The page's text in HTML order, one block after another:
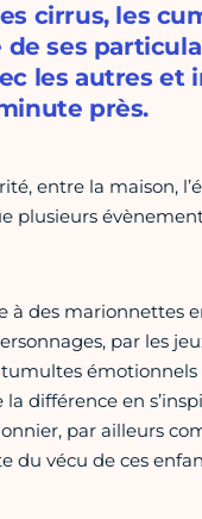
cirrus, les
de ses
les autres et
près.
entre la maison,
plusieurs
à des marionnettes
par les
tumultes
différence en
par ailleurs
du vécu de ces